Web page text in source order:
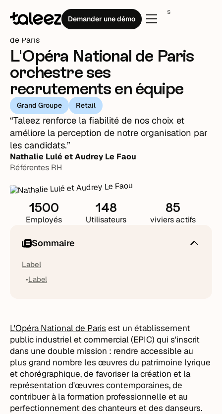
Demander une démo
Témoignages clients Opéra National de Paris
L'Opéra National de Paris
orchestre ses
recrutements en équipe
Grand Groupe Retail
“Taleez renforce la fiabilité de nos choix et
améliore la perception de notre organisation par
les candidats.”
Nathalie Lulé et Audrey Le Faou
Référentes RH
1500
Employés
148
Utilisateurs
85
viviers actifs
Sommaire
Label
Label
L'Opéra National de Paris est un établissement
public industriel et commercial (EPIC) qui s'inscrit
dans une double mission : rendre accessible au
plus grand nombre les œuvres du patrimoine lyrique
et chorégraphique, de favoriser la création et la
représentation d'œuvres contemporaines, de
contribuer à la formation professionnelle et au
perfectionnement des chanteurs et des danseurs.